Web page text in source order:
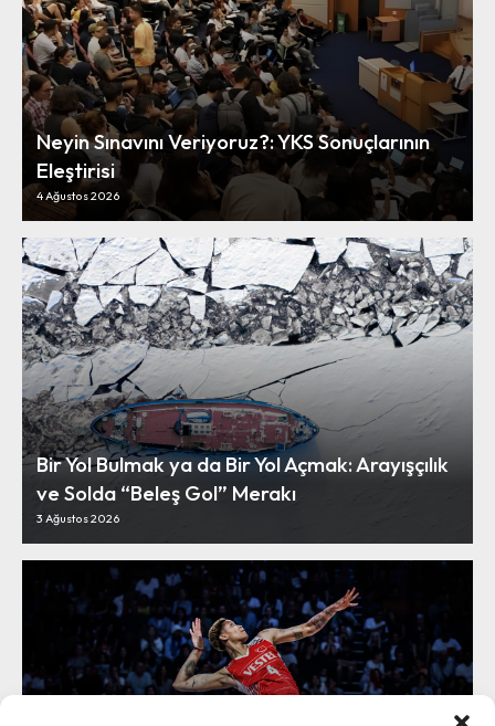
Neyin Sınavını Veriyoruz?: YKS Sonuçlarının
Eleştirisi
4 Ağustos 2026
Bir Yol Bulmak ya da Bir Yol Açmak: Arayışçılık
ve Solda “Beleş Gol” Merakı
3 Ağustos 2026